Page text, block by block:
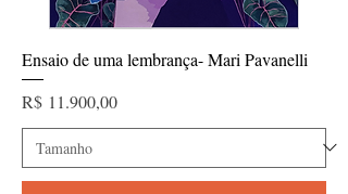
Ensaio de uma lembrança- Mari Pavanelli
Preço
R$ 11.900,00